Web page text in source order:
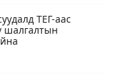
ТЕГ-аас
шалгалтын